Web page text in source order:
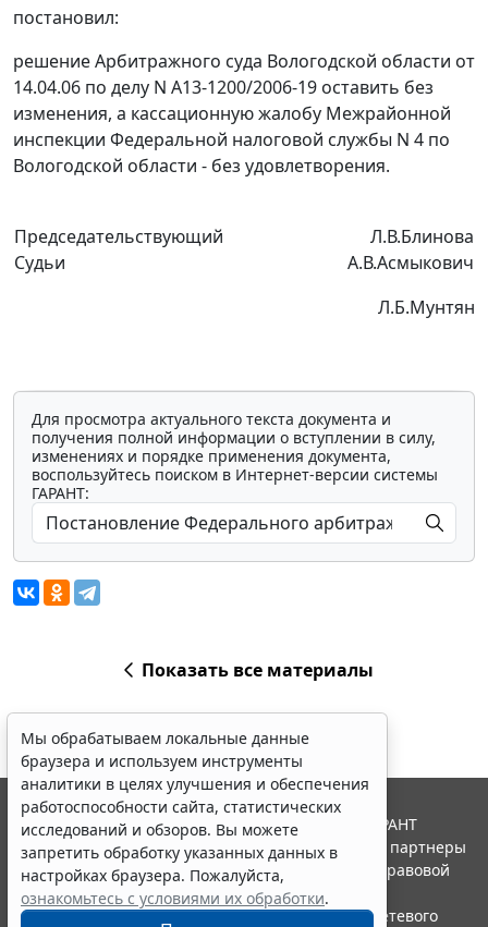
постановил:
решение Арбитражного суда Вологодской области от
14.04.06 по делу N А13-1200/2006-19 оставить без
изменения, а кассационную жалобу Межрайонной
инспекции Федеральной налоговой службы N 4 по
Вологодской области - без удовлетворения.
Председательствующий
Судьи
Л.В.Блинова
А.В.Асмыкович
Л.Б.Мунтян
Для просмотра актуального текста документа и
получения полной информации о вступлении в силу,
изменениях и порядке применения документа,
воспользуйтесь поиском в Интернет-версии системы
ГАРАНТ:
Показать все материалы
Мы обрабатываем локальные данные
браузера и используем инструменты
аналитики в целях улучшения и обеспечения
работоспособности сайта, статистических
исследований и обзоров. Вы можете
запретить обработку указанных данных в
настройках браузера. Пожалуйста,
ознакомьтесь с условиями их обработки.
© ООО "НПП "ГАРАНТ-СЕРВИС", 2026. Система ГАРАНТ
выпускается с 1990 года. Компания "Гарант" и ее партнеры
являются участниками Российской ассоциации правовой
информации ГАРАНТ.
Портал ГАРАНТ.РУ зарегистрирован в качестве сетевого